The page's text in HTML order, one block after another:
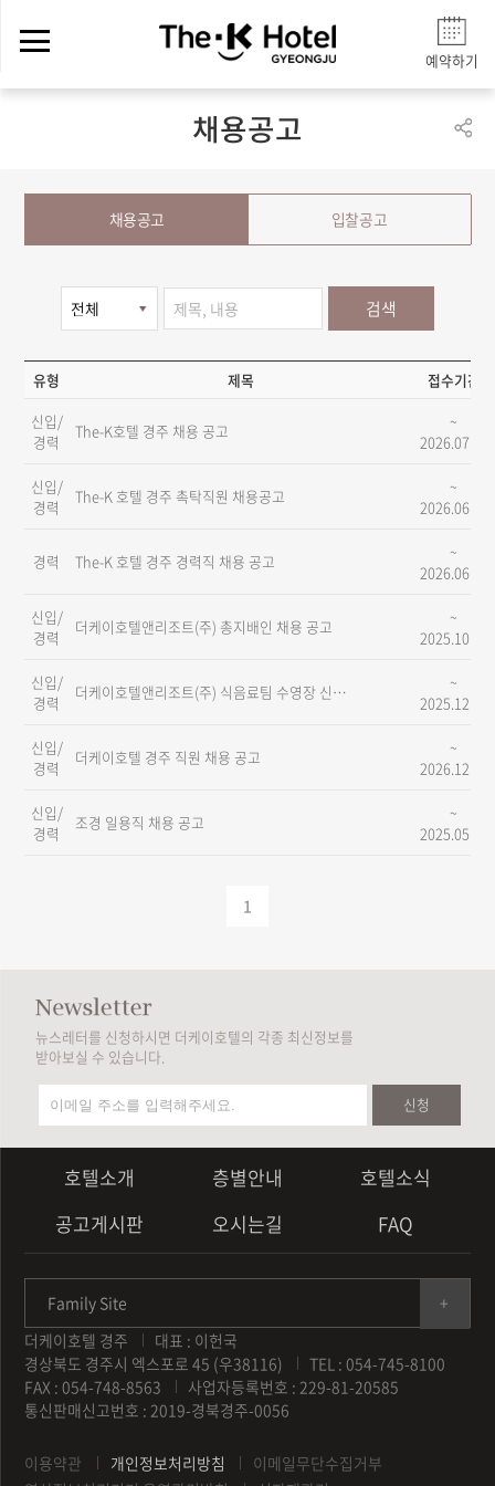
예약하기
채용공고
채용공고 입찰공고
검색
유형 제목
접수기간
신입/
경력
The-K호텔 경주 채용 공고
~
2026.07.20
신입/
경력
The-K 호텔 경주 촉탁직원 채용공고
~
2026.06.08
경력 The-K 호텔 경주 경력직 채용 공고
~
2026.06.08
신입/
경력
더케이호텔앤리조트(주) 총지배인 채용 공고
~
2025.10.17
신입/
경력
더케이호텔앤리조트(주) 식음료팀 수영장 신입/경력 채용
~
2025.12.31
신입/
경력
더케이호텔 경주 직원 채용 공고
~
2026.12.31
신입/
경력
조경 일용직 채용 공고
~
2025.05.31
1
뉴스레터를 신청하시면 더케이호텔의 각종 최신정보를
받아보실 수 있습니다.
신청
호텔소개 층별안내
호텔소식
공고게시판
오시는길 FAQ
Family Site
더케이호텔 경주
대표 : 이헌국
경상북도 경주시 엑스포로 45 (우38116)
TEL : 054-745-8100
FAX : 054-748-8563
사업자등록번호 : 229-81-20585
통신판매신고번호 : 2019-경북경주-0056
이용약관 개인정보처리방침
이메일무단수집거부